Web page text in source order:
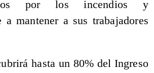
por los incendios y
a mantener a sus trabajadores
hasta un 80% del Ingreso